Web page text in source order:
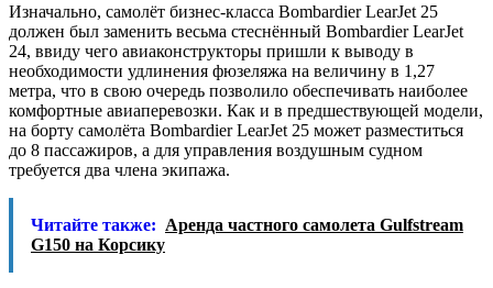
Изначально, самолёт бизнес-класса Bombardier LearJet 25
должен был заменить весьма стеснённый Bombardier LearJet
24, ввиду чего авиаконструкторы пришли к выводу в
необходимости удлинения фюзеляжа на величину в 1,27
метра, что в свою очередь позволило обеспечивать наиболее
комфортные авиаперевозки. Как и в предшествующей модели,
на борту самолёта Bombardier LearJet 25 может разместиться
до 8 пассажиров, а для управления воздушным судном
требуется два члена экипажа.
Читайте также: Аренда частного самолета Gulfstream
G150 на Корсику